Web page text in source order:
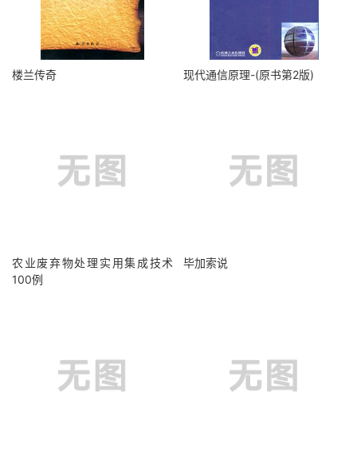
楼兰传奇 现代通信原理-(原书第2版)
农业废弃物处理实用集成技术
100例
毕加索说